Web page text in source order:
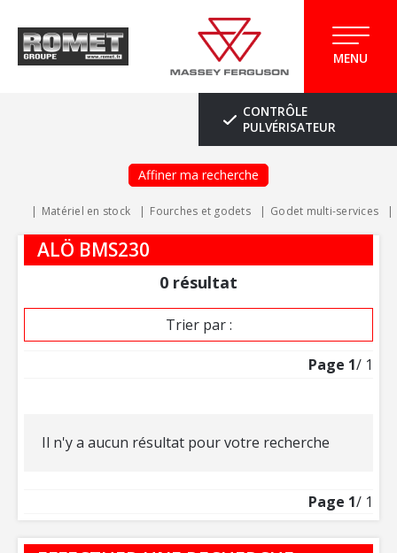
MENU
CONTRÔLE
PULVÉRISATEUR
Affiner ma recherche
Matériel en stock Fourches et godets Godet multi-services
ALÖ BMS230
0 résultat
Trier par :
Page 1/ 1
Il n'y a aucun résultat pour votre recherche
Page 1/ 1